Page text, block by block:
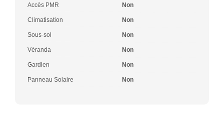
Accès PMR Non
Climatisation Non
Sous-sol Non
Véranda Non
Gardien Non
Panneau Solaire Non